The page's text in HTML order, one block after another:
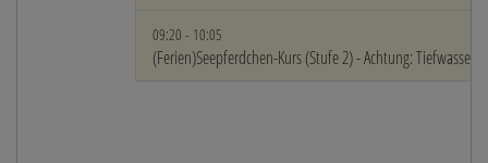
09:20 - 10:05
(Ferien)Seepferdchen-Kurs (Stufe 2) - Achtung: Tiefwasser!